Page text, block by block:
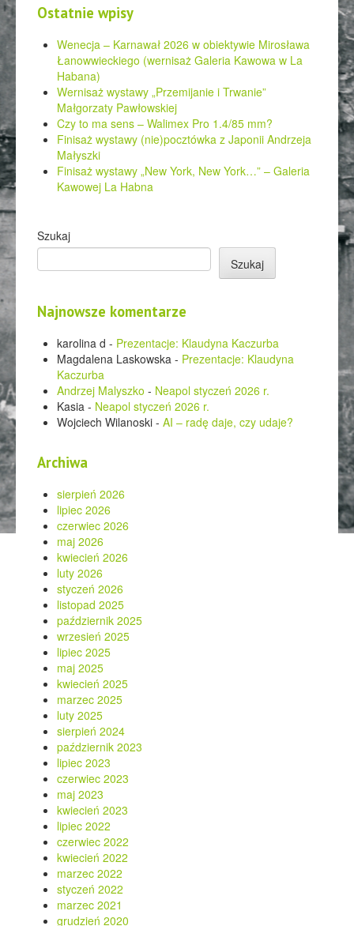
Ostatnie wpisy
Wenecja – Karnawał 2026 w obiektywie Mirosława
Łanowwieckiego (wernisaż Galeria Kawowa w La
Habana)
Wernisaż wystawy „Przemijanie i Trwanie”
Małgorzaty Pawłowskiej
Czy to ma sens – Walimex Pro 1.4/85 mm?
Finisaż wystawy (nie)pocztówka z Japonii Andrzeja
Małyszki
Finisaż wystawy „New York, New York…” – Galeria
Kawowej La Habna
Szukaj
Szukaj
Najnowsze komentarze
karolina d - Prezentacje: Klaudyna Kaczurba
Magdalena Laskowska - Prezentacje: Klaudyna
Kaczurba
Andrzej Malyszko - Neapol styczeń 2026 r.
Kasia - Neapol styczeń 2026 r.
Wojciech Wilanoski -AI – radę daje, czy udaje?
Archiwa
sierpień 2026
lipiec 2026
czerwiec 2026
maj 2026
kwiecień 2026
luty 2026
styczeń 2026
listopad 2025
październik 2025
wrzesień 2025
lipiec 2025
maj 2025
kwiecień 2025
marzec 2025
luty 2025
sierpień 2024
październik 2023
lipiec 2023
czerwiec 2023
maj 2023
kwiecień 2023
lipiec 2022
czerwiec 2022
kwiecień 2022
marzec 2022
styczeń 2022
marzec 2021
grudzień 2020